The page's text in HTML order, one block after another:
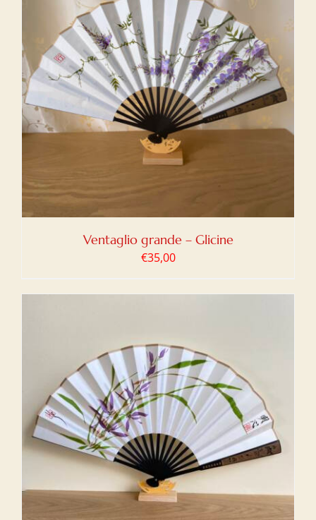
Ventaglio grande – Glicine
€35,00